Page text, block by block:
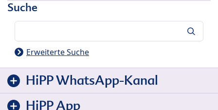
Suche
Erweiterte Suche
HiPP WhatsApp-Kanal
HiPP App